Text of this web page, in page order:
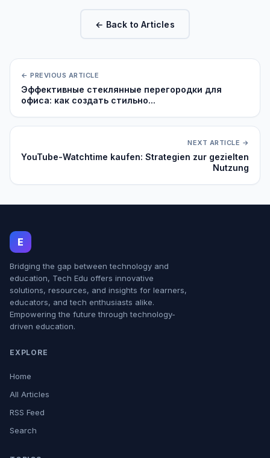
← Back to Articles
← PREVIOUS ARTICLE
Эффективные стеклянные перегородки для
офиса: как создать стильно...
NEXT ARTICLE →
YouTube-Watchtime kaufen: Strategien zur gezielten
Nutzung
E
Bridging the gap between technology and
education, Tech Edu offers innovative
solutions, resources, and insights for learners,
educators, and tech enthusiasts alike.
Empowering the future through technology-
driven education.
EXPLORE
Home
All Articles
RSS Feed
Search